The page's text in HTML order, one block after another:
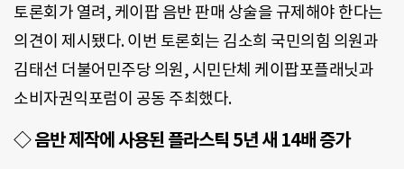
토론회가 열려, 케이팝 음반 판매 상술을 규제해야 한다는
의견이 제시됐다. 이번 토론회는 김소희 국민의힘 의원과
김태선 더불어민주당 의원, 시민단체 케이팝포플래닛과
소비자권익포럼이 공동 주최했다.
◇ 음반 제작에 사용된 플라스틱 5년 새 14배 증가